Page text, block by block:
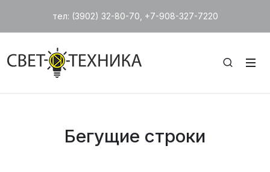
тел: (3902) 32-80-70, +7-908-327-7220
Бегущие строки